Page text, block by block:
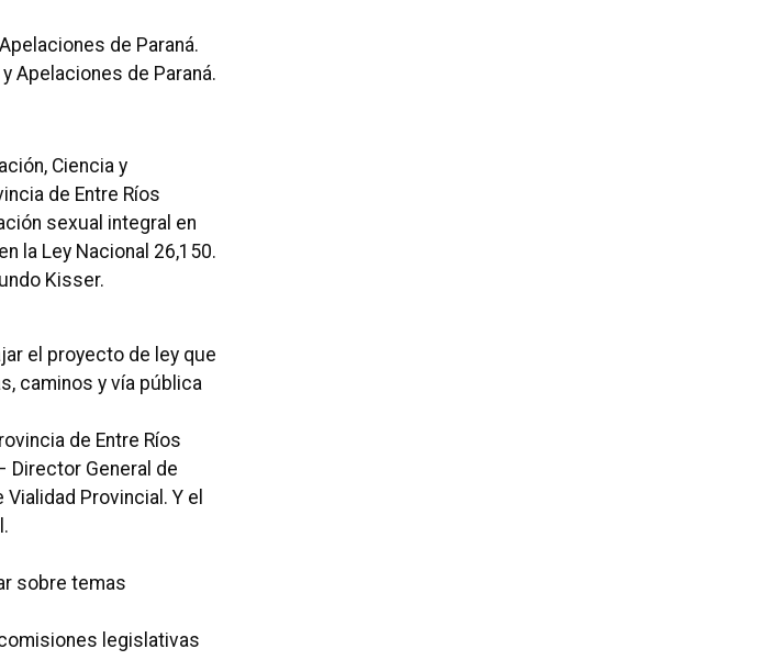
de Paraná.
Apelaciones de Paraná.
Ciencia y
de Entre Ríos
sexual integral en
la Ley Nacional 26,150.
Kisser.
el proyecto de ley que
caminos y vía pública
de Entre Ríos
Director General de
Provincial. Y el
sobre temas
legislativas